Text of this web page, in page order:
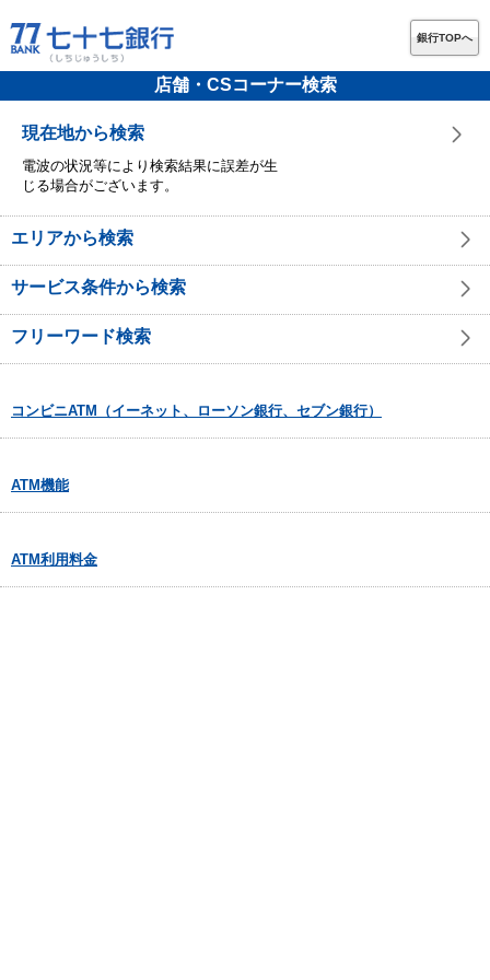
銀行TOPへ
店舗・CSコーナー検索
現在地から検索
電波の状況等により検索結果に誤差が生
じる場合がございます。
エリアから検索
サービス条件から検索
フリーワード検索
コンビニATM（イーネット、ローソン銀行、セブン銀行）
ATM機能
ATM利用料金